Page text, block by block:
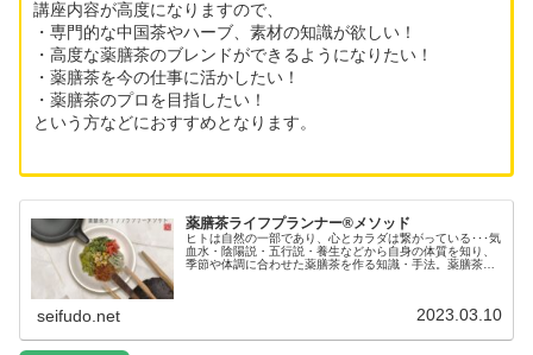
講座内容が高度になりますので、
・専門的な中国茶やハーブ、素材の知識が欲しい！
・高度な薬膳茶のブレンドができるようになりたい！
・薬膳茶を今の仕事に活かしたい！
・薬膳茶のプロを目指したい！
という方などにおすすめとなります。
薬膳茶ライフプランナー®メソッド
ヒトは自然の一部であり、心とカラダは繋がっている･･･気
血水・陰陽説・五行説・養生などから自身の体質を知り、
季節や体調に合わせた薬膳茶を作る知識・手法。薬膳茶の
seifudo.net 2023.03.10